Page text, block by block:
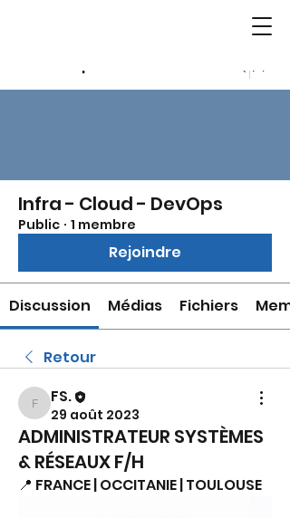
Infra - Cloud - DevOps
Public · 1 membre
Rejoindre
Discussion Médias Fichiers
Retour
FS.
FS.
29 août 2023
ADMINISTRATEUR SYSTÈMES
& RÉSEAUX F/H
📍 FRANCE | OCCITANIE | TOULOUSE